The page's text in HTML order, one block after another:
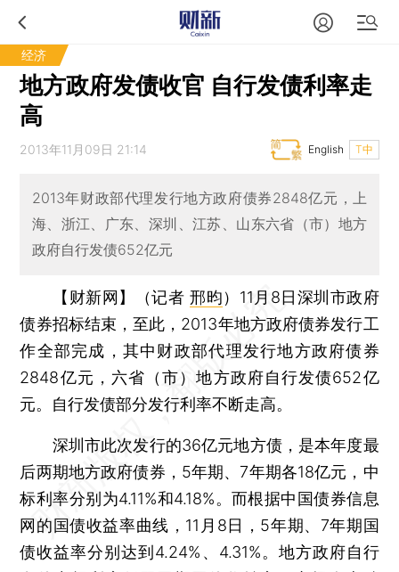
经济
地方政府发债收官 自行发债利率走
高
2013年11月09日 21:14 T中
English
2013年财政部代理发行地方政府债券2848亿元，上
海、浙江、广东、深圳、江苏、山东六省（市）地方
政府自行发债652亿元
【财新网】（记者邢昀） 11月8日深圳市政府
债券招标结束，至此，2013年地方政府债券发行工
作全部完成，其中财政部代理发行地方政府债券
2848亿元，六省（市）地方政府自行发债652亿
元。自行发债部分发行利率不断走高。
深圳市此次发行的36亿元地方债，是本年度最
后两期地方政府债券，5年期、7年期各18亿元，中
标利率分别为4.11%和4.18%。而根据中国债券信息
网的国债收益率曲线，11月8日，5年期、7年期国
债收益率分别达到4.24%、4.31%。地方政府自行